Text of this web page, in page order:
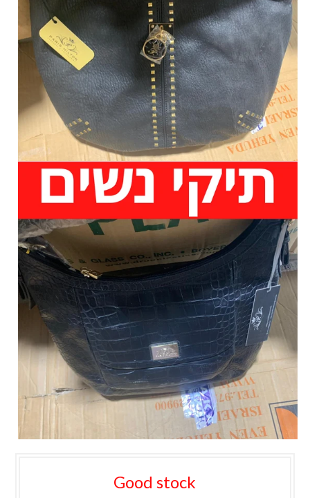
Good stock